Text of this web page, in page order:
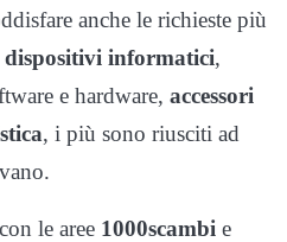
anche le richieste più
dispositivi informatici,
e hardware, accessori
, i più sono riusciti ad
le aree 1000scambi e